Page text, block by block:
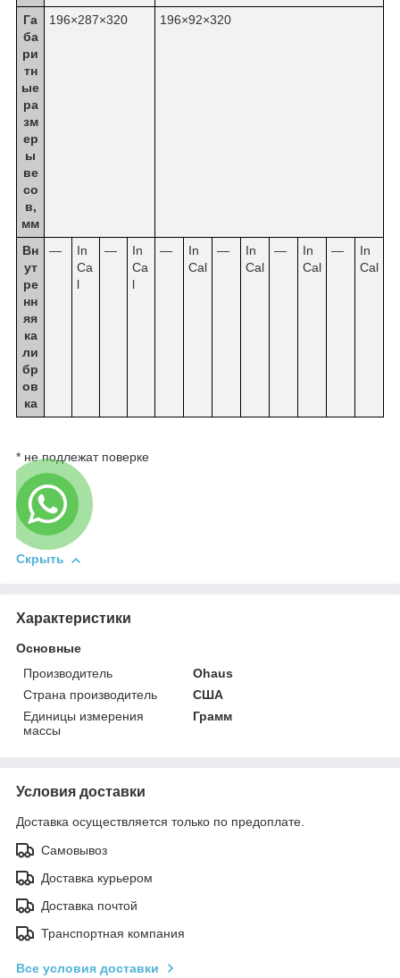
Га
ба
ри
тн
ые
ра
зм
ер
ы
ве
со
в,
мм
196×287×320 196×92×320
Вн
ут
ре
нн
яя
ка
ли
бр
ов
ка
—
In
Ca
l
—
In
Ca
l
—
In
Cal
—
In
Cal
—
In
Cal
—
In
Cal
* не подлежат поверке
Скрыть
Характеристики
Основные
Производитель
Ohaus
Страна производитель
США
Единицы измерения
массы
Грамм
Условия доставки
Доставка осуществляется только по предоплате.
Самовывоз
Доставка курьером
Доставка почтой
Транспортная компания
Все условия доставки